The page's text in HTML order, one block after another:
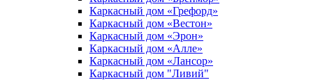
Каркасный дом «Грефорд»
Каркасный дом «Вестон»
Каркасный дом «Эрон»
Каркасный дом «Алле»
Каркасный дом «Лансор»
Каркасный дом "Ливий"